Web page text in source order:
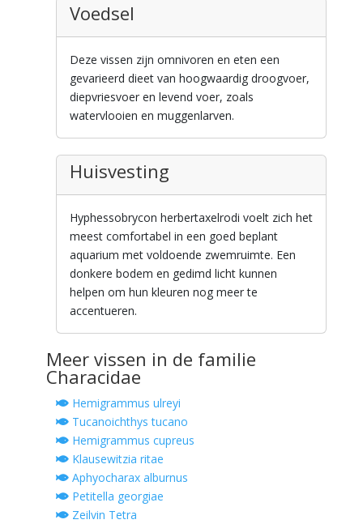
Voedsel
Deze vissen zijn omnivoren en eten een
gevarieerd dieet van hoogwaardig droogvoer,
diepvriesvoer en levend voer, zoals
watervlooien en muggenlarven.
Huisvesting
Hyphessobrycon herbertaxelrodi voelt zich het
meest comfortabel in een goed beplant
aquarium met voldoende zwemruimte. Een
donkere bodem en gedimd licht kunnen
helpen om hun kleuren nog meer te
accentueren.
Meer vissen in de familie
Characidae
Hemigrammus ulreyi
Tucanoichthys tucano
Hemigrammus cupreus
Klausewitzia ritae
Aphyocharax alburnus
Petitella georgiae
Zeilvin Tetra